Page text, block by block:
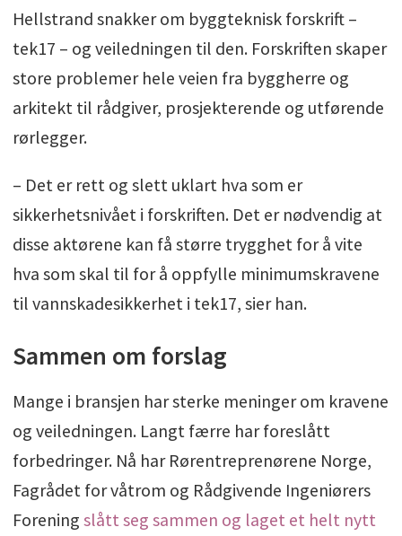
Hellstrand snakker om byggteknisk forskrift –
tek17 – og veiledningen til den. Forskriften skaper
store problemer hele veien fra byggherre og
arkitekt til rådgiver, prosjekterende og utførende
rørlegger.
– Det er rett og slett uklart hva som er
sikkerhetsnivået i forskriften. Det er nødvendig at
disse aktørene kan få større trygghet for å vite
hva som skal til for å oppfylle minimumskravene
til vannskadesikkerhet i tek17, sier han.
Sammen om forslag
Mange i bransjen har sterke meninger om kravene
og veiledningen. Langt færre har foreslått
forbedringer. Nå har Rørentreprenørene Norge,
Fagrådet for våtrom og Rådgivende Ingeniørers
Forening slått seg sammen og laget et helt nytt